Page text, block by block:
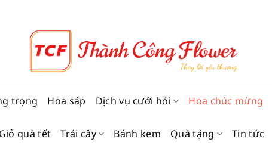
trọng Hoa sáp Dịch vụ cưới hỏi Hoa chúc mừng
Giỏ quà tết Trái cây Bánh kem Quà tặng Tin tức